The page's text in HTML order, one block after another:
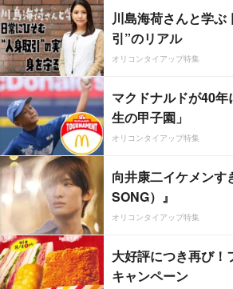
川島海荷さんと学ぶ
引”のリアル
オリコンタイアップ特集
マクドナルドが40
生の甲子園」
オリコンタイアップ特集
向井康二イケメンす
SONG）』
オリコンタイアップ特集
大好評につき再び！
キャンペーン